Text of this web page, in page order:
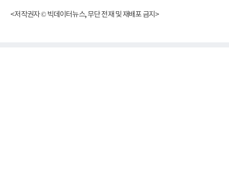
<저작권자 © 빅데이터뉴스, 무단 전재 및 재배포 금지>